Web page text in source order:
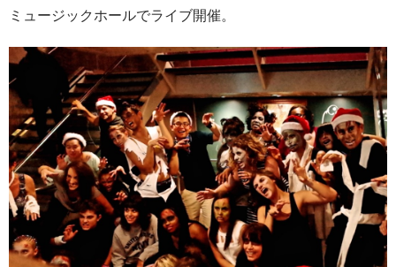
ミュージックホールでライブ開催。